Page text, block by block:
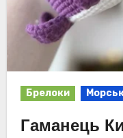
Брелоки
Гаманець